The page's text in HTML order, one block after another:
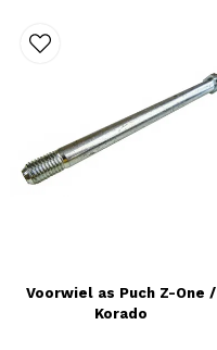
Voorwiel as Puch Z-One /
Korado